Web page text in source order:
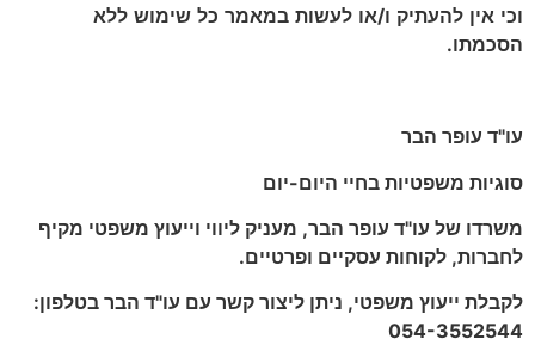
וכי אין להעתיק ו/או לעשות במאמר כל שימוש ללא
הסכמתו.
עו"ד עופר הבר
סוגיות משפטיות בחיי היום-יום
משרדו של עו"ד עופר הבר, מעניק ליווי וייעוץ משפטי מקיף
לחברות, לקוחות עסקיים ופרטיים.
לקבלת ייעוץ משפטי, ניתן ליצור קשר עם עו"ד הבר בטלפון:
054-3552544